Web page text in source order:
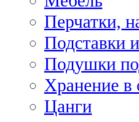
Перчатки,
Подставки
Подушки
Хранение в
Цанги